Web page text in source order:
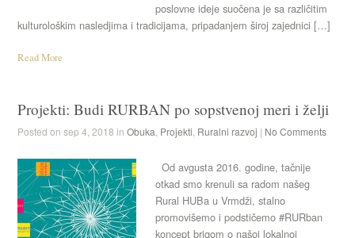
poslovne ideje suočena je sa različitim
kulturološkim nasledjima i tradicijama, pripadanjem široj zajednici […]
Read More
Projekti: Budi RURBAN po sopstvenoj meri i želji
Posted on sep 4, 2018 in Obuka Projekti Ruralni razvoj | No Comments
Od avgusta 2016. godine, tačnije
otkad smo krenuli sa radom našeg
Rural HUBa u Vrmdži, stalno
promovišemo i podstičemo #RURban
koncept brigom o našoj lokalnoj